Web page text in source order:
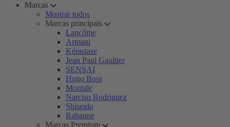
Marcas
Mostrar todos
Marcas principais
Lancôme
Armani
Kérastase
Jean Paul Gaultier
SENSAI
Hugo Boss
Montale
Narciso Rodriguez
Shiseido
Rabanne
Marcas Premium